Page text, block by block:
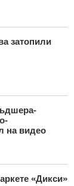
затопили
на видео
«Дикси»